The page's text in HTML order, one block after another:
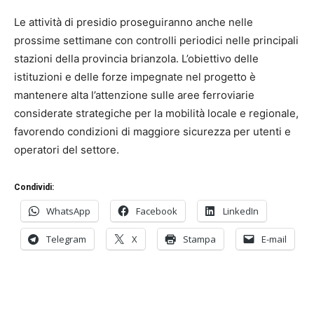
Le attività di presidio proseguiranno anche nelle
prossime settimane con controlli periodici nelle principali
stazioni della provincia brianzola. L’obiettivo delle
istituzioni e delle forze impegnate nel progetto è
mantenere alta l’attenzione sulle aree ferroviarie
considerate strategiche per la mobilità locale e regionale,
favorendo condizioni di maggiore sicurezza per utenti e
operatori del settore.
Condividi:
WhatsApp Facebook LinkedIn
Telegram X Stampa E-mail